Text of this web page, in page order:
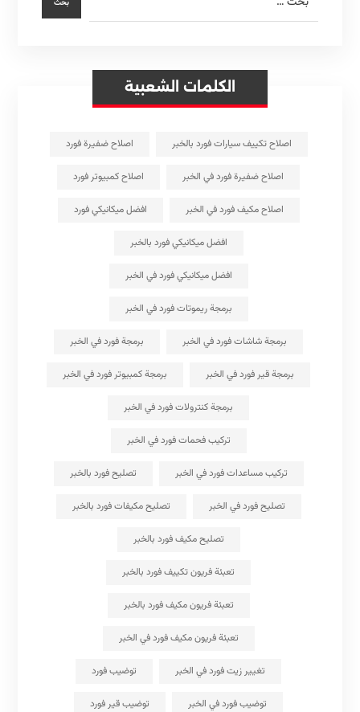
الكلمات الشعبية
اصلاح تكييف سيارات فورد بالخبر اصلاح ضفيرة فورد
اصلاح ضفيرة فورد في الخبر اصلاح كمبيوتر فورد
اصلاح مكيف فورد في الخبر افضل ميكانيكي فورد
افضل ميكانيكي فورد بالخبر
افضل ميكانيكي فورد في الخبر
برمجة ريموتات فورد في الخبر
برمجة شاشات فورد في الخبر برمجة فورد في الخبر
برمجة قير فورد في الخبر برمجة كمبيوتر فورد في الخبر
برمجة كنترولات فورد في الخبر
تركيب فحمات فورد في الخبر
تركيب مساعدات فورد في الخبر تصليح فورد بالخبر
تصليح فورد في الخبر تصليح مكيفات فورد بالخبر
تصليح مكيف فورد بالخبر
تعبئة فريون تكييف فورد بالخبر
تعبئة فريون مكيف فورد بالخبر
تعبئة فريون مكيف فورد في الخبر
تغيير زيت فورد في الخبر توضيب فورد
توضيب فورد في الخبر توضيب قير فورد